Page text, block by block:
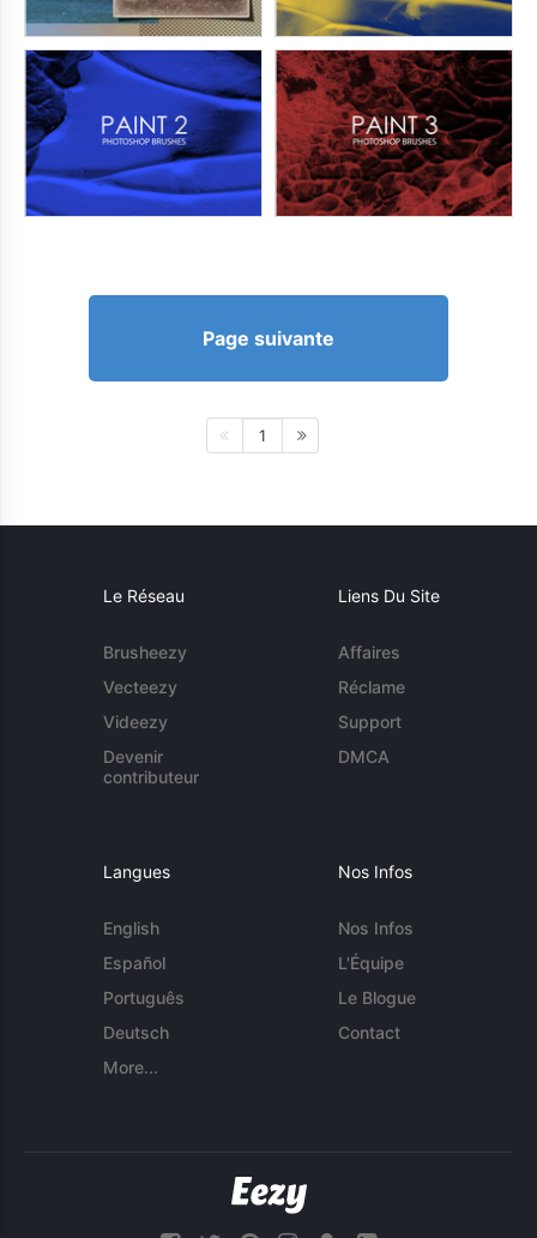
Page suivante
1
Le Réseau
Brusheezy
Vecteezy
Videezy
Devenir
contributeur
Liens Du Site
Affaires
Réclame
Support
DMCA
Langues
English
Español
Português
Deutsch
More...
Nos Infos
Nos Infos
L'Équipe
Le Blogue
Contact